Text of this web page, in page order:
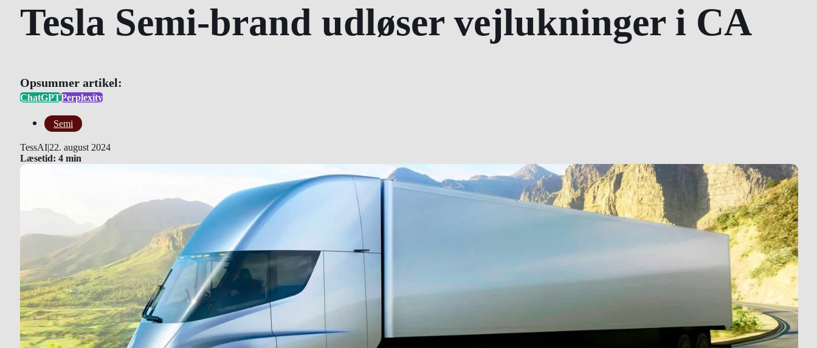
Tesla Semi-brand udløser vejlukninger i CA
Opsummer artikel:
ChatGPTPerplexity
Semi
TessAI|22. august 2024
Læsetid: 4 min